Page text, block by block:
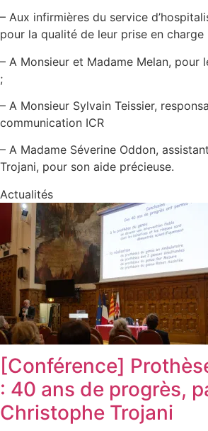
– Aux infirmières du service
pour la qualité de leur prise en charge
– A Monsieur et Madame Melan, pour
;
– A Monsieur Sylvain Teissier,
communication ICR
– A Madame Séverine Oddon,
Trojani, pour son aide précieuse.
Actualités
[Conférence]
: 40 ans de progrès,
Christophe Trojani